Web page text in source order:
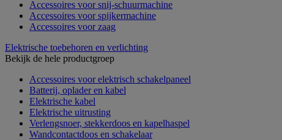
Accessoires voor snij-schuurmachine
Accessoires voor spijkermachine
Accessoires voor zaag
Elektrische toebehoren en verlichting
Bekijk de hele productgroep
Accessoires voor elektrisch schakelpaneel
Batterij, oplader en kabel
Elektrische kabel
Elektrische uitrusting
Verlengsnoer, stekkerdoos en kapelhaspel
Wandcontactdoos en schakelaar